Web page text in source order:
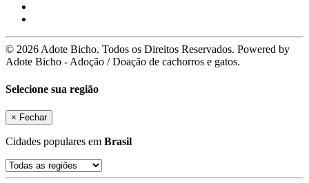
© 2026 Adote Bicho. Todos os Direitos Reservados. Powered by
Adote Bicho - Adoção / Doação de cachorros e gatos.
Selecione sua região
× Fechar
Cidades populares em Brasil